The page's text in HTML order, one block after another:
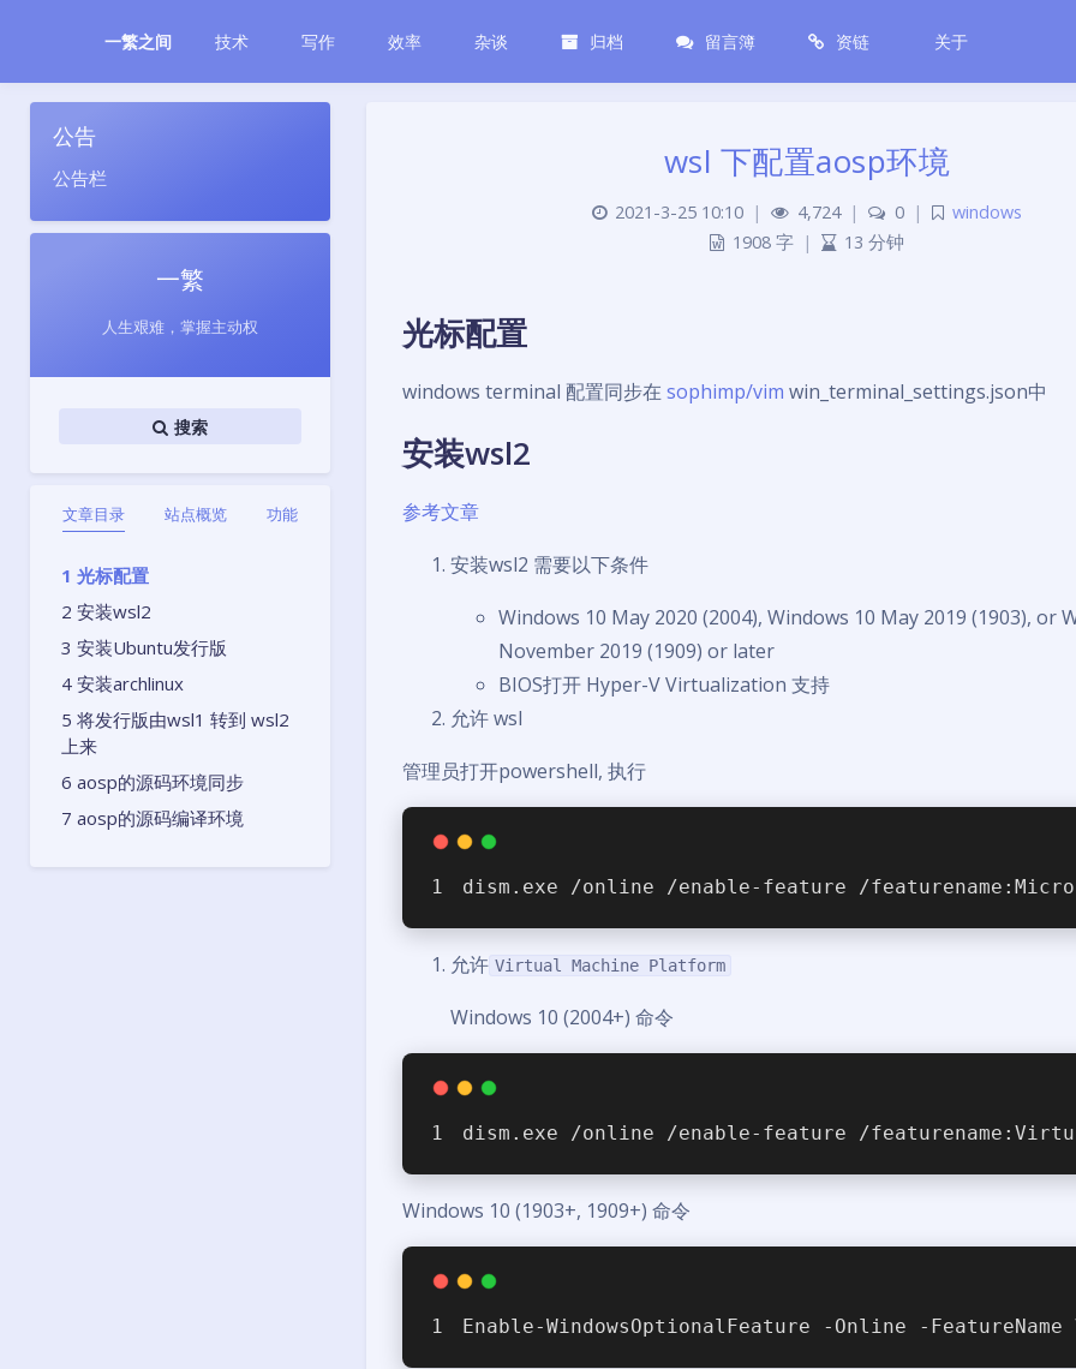
一繁之间 技术 写作 效率 杂谈 归档 留言簿 资链 关于
公告
公告栏
一繁
人生艰难，掌握主动权
搜索
文章目录 站点概览 功能
光标配置
安装wsl2
安装Ubuntu发行版
安装archlinux
将发行版由wsl1 转到 wsl2
上来
aosp的源码环境同步
aosp的源码编译环境
wsl 下配置aosp环境
2021-3-25 10:10 | 4,724 | 0 |
windows
1908 字 | 13 分钟
光标配置
windows terminal 配置同步在 sophimp/vim win_terminal_settings.json中
安装wsl2
参考文章
安装wsl2 需要以下条件
Windows 10 May 2020 (2004), Windows 10 May 2019 (1903), or
November 2019 (1909) or later
BIOS打开 Hyper-V Virtualization 支持
允许 wsl
管理员打开powershell, 执行
dism.exe /online /enable-feature /
允许 Virtual Machine Platform
Windows 10 (2004+) 命令
dism.exe /online /enable-feature /
Windows 10 (1903+, 1909+) 命令
Enable-WindowsOptionalFeature -Online -